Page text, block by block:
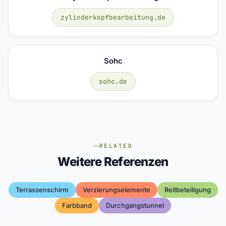
zylinderkopfbearbeitung.de
Sohc
sohc.de
RELATED
Weitere Referenzen
Terrassenschirm Verzierungselemente
Reitbeteiligung
Farbband
Durchgangstunnel